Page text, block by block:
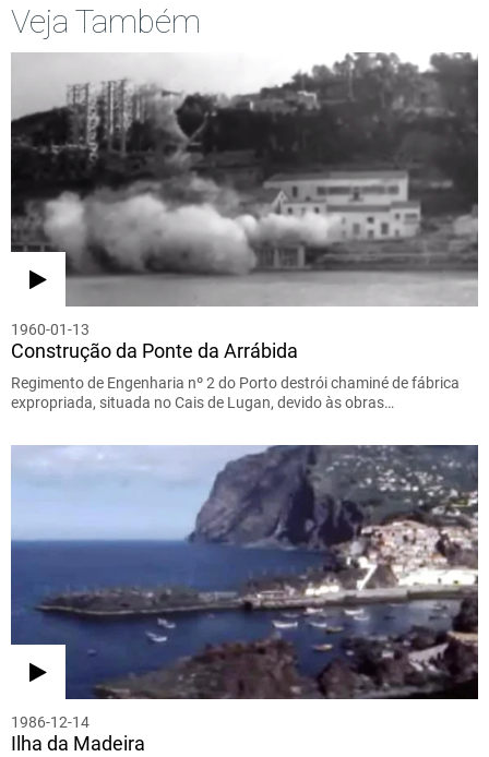
Veja Também
1960-01-13
Construção da Ponte da Arrábida
Regimento de Engenharia nº 2 do Porto destrói chaminé de fábrica
expropriada, situada no Cais de Lugan, devido às obras…
1986-12-14
Ilha da Madeira